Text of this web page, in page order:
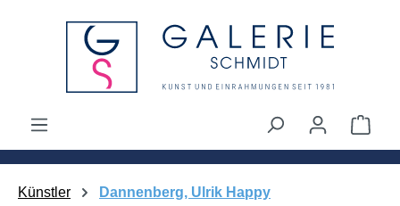
springen
Künstler Dannenberg, Ulrik Happy